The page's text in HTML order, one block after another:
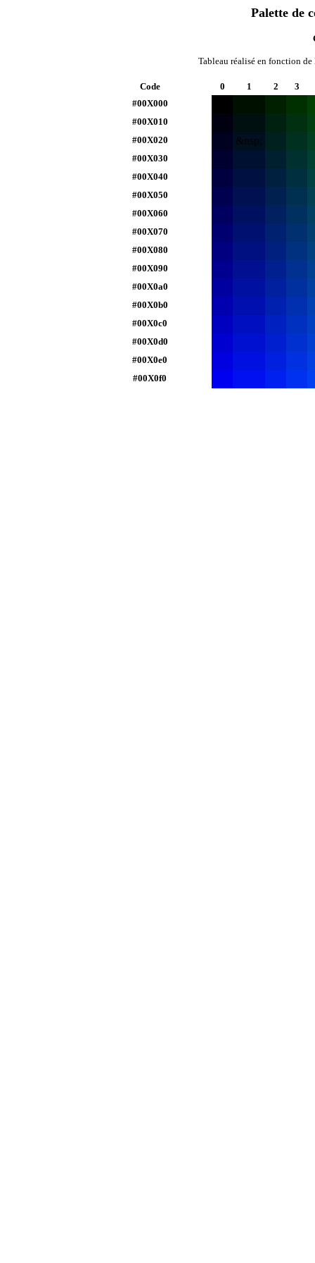
Palette de
Tableau réalisé en fonction
Code 0 1 2
3
#00X000
#00X010
#00X020
&nsp;
#00X030
#00X040
#00X050
#00X060
#00X070
#00X080
#00X090
#00X0a0
#00X0b0
#00X0c0
#00X0d0
#00X0e0
#00X0f0